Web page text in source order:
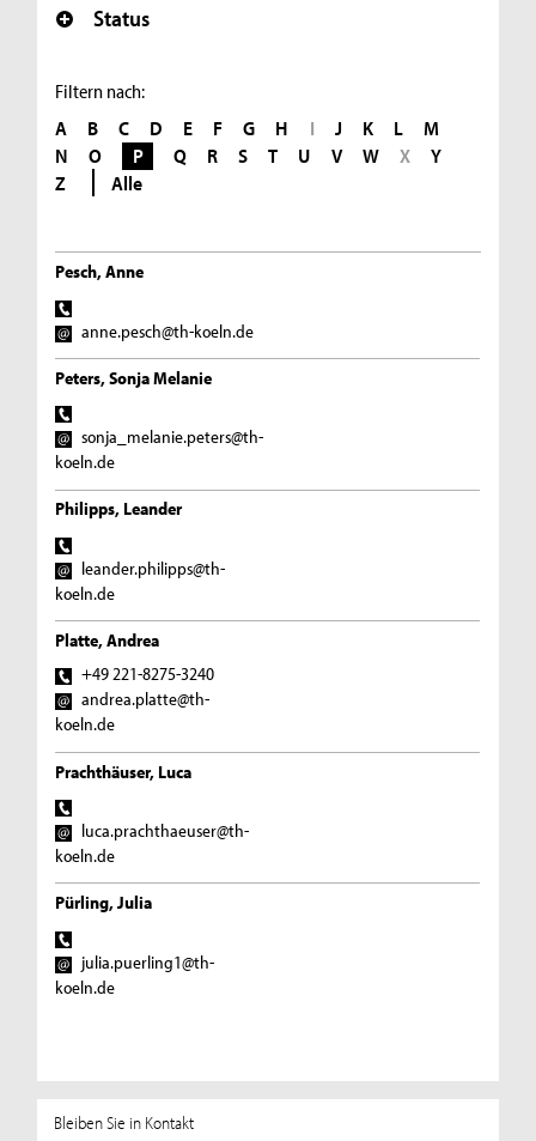
Status
Filtern nach:
A B C D E F G H I J K L
M
N
O P Q R S T U V W X
Y
Z
Alle
Pesch, Anne
anne.pesch@th-koeln.de
Peters, Sonja Melanie
sonja_melanie.peters@th-
koeln.de
Philipps, Leander
leander.philipps@th-
koeln.de
Platte, Andrea
+49 221-8275-3240
andrea.platte@th-
koeln.de
Prachthäuser, Luca
luca.prachthaeuser@th-
koeln.de
Pürling, Julia
julia.puerling1@th-
koeln.de
Bleiben Sie in Kontakt